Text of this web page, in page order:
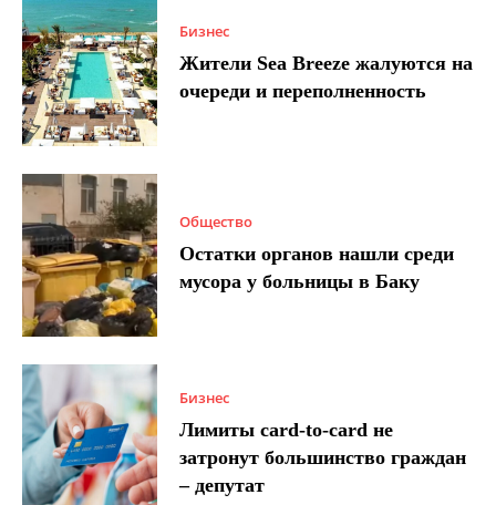
Бизнес
Жители Sea Breeze жалуются на
очереди и переполненность
Общество
Остатки органов нашли среди
мусора у больницы в Баку
Бизнес
Лимиты card-to-card не
затронут большинство граждан
– депутат